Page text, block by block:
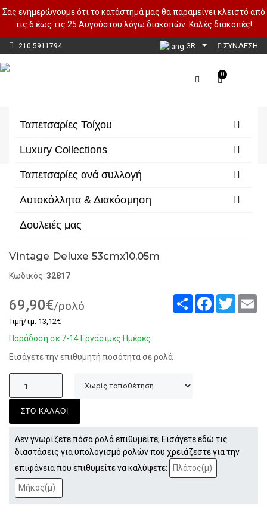
Σας ενημερώνουμε ότι το κατάστημά μας θα παραμείνει κλειστό από
τις 6 έως τις 25 Αυγούστου λόγω διακοπών. Καλές διακοπές!
210 5911794 GR ΣΥΝΔΕΣΗ
Ταπετσαρίες Τοίχου
Luxury Collections
Ταπετσαρίες ανά συλλογή
Αυτοκόλλητα & Διακόσμηση
Δουλειές μας
0
Μονόχρωμες
Αρχική Ταπετσαρίες Τοίχου
Vintage Deluxe 53cmx10,05m
Κωδικός: 32817
Share Facebook
Twitter
69,90€/ρολό
Τιμή/τμ: 13,12€
Παράδοση σε 7-14 Εργάσιμες Ημέρες
Εισάγετε την επιθυμητή ποσότητα σε ρολά
ΣΤΟ ΚΑΛΑΘΙ
Δεν γνωρίζετε πόσα ρολά επιθυμείτε; Εισάγετε εδώ τις
διαστάσεις για υπολογισμό ρολών που χρειάζεστε για την
επιφάνεια που επιθυμείτε να καλύψετε: